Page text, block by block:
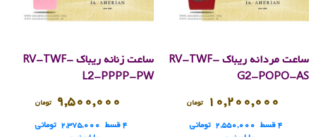
ساعت مردانه ریباک RV-TWF-
G2-POPO-AS
۱۰,۲۰۰,۰۰۰ تومان
۴ قسط ۲,۵۵۰,۰۰۰ تومانی
ساعت زنانه ریباک RV-TWF-
L2-PPPP-PW
۹,۵۰۰,۰۰۰ تومان
۴ قسط ۲,۳۷۵,۰۰۰ تومانی